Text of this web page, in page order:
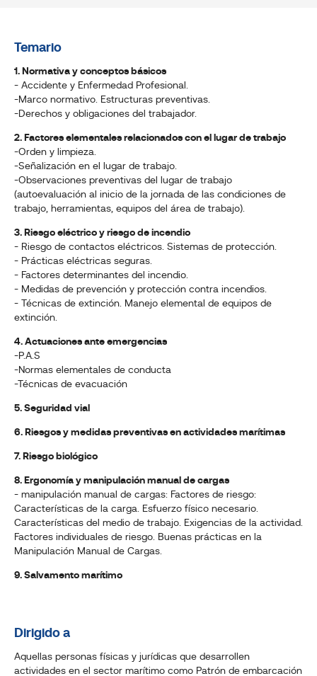
Temario
1. Normativa y conceptos básicos
- Accidente y Enfermedad Profesional.
-Marco normativo. Estructuras preventivas.
-Derechos y obligaciones del trabajador.
2. Factores elementales relacionados con el lugar de trabajo
-Orden y limpieza.
-Señalización en el lugar de trabajo.
-Observaciones preventivas del lugar de trabajo
(autoevaluación al inicio de la jornada de las condiciones de
trabajo, herramientas, equipos del área de trabajo).
3. Riesgo eléctrico y riesgo de incendio
- Riesgo de contactos eléctricos. Sistemas de protección.
- Prácticas eléctricas seguras.
- Factores determinantes del incendio.
- Medidas de prevención y protección contra incendios.
- Técnicas de extinción. Manejo elemental de equipos de
extinción.
4. Actuaciones ante emergencias
-P.A.S
-Normas elementales de conducta
-Técnicas de evacuación
5. Seguridad vial
6. Riesgos y medidas preventivas en actividades marítimas
7. Riesgo biológico
8. Ergonomía y manipulación manual de cargas
- manipulación manual de cargas: Factores de riesgo:
Características de la carga. Esfuerzo físico necesario.
Características del medio de trabajo. Exigencias de la actividad.
Factores individuales de riesgo. Buenas prácticas en la
Manipulación Manual de Cargas.
9. Salvamento marítimo
Dirigido a
Aquellas personas físicas y jurídicas que desarrollen
actividades en el sector marítimo como Patrón de embarcación